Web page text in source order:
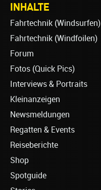
INHALTE
Fahrtechnik (Windsurfen)
Fahrtechnik (Windfoilen)
Forum
Fotos (Quick Pics)
Interviews & Portraits
Kleinanzeigen
Newsmeldungen
Regatten & Events
Reiseberichte
Shop
Spotguide